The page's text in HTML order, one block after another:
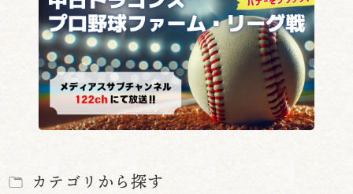
カテゴリから探す